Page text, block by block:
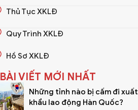
Thủ Tục XKLĐ
Quy Trình XKLĐ
Hồ Sơ XKLĐ
BÀI VIẾT MỚI NHẤT
Những tỉnh nào bị cấm đi xuất
khẩu lao động Hàn Quốc?